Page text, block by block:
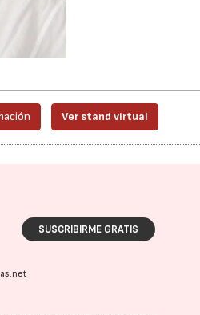
Ver stand virtual
SUSCRIBIRME GRATIS